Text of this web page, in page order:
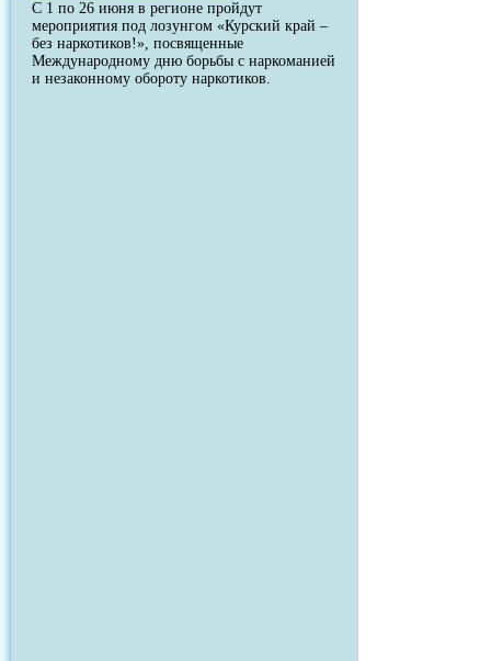
С 1 по 26 июня в регионе пройдут
мероприятия под лозунгом «Курский край –
без наркотиков!», посвященные
Международному дню борьбы с наркоманией
и незаконному обороту наркотиков.